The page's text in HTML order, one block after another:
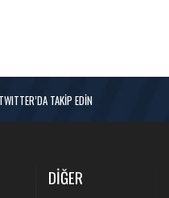
TWITTER’DA TAKİP EDİN
DİĞER